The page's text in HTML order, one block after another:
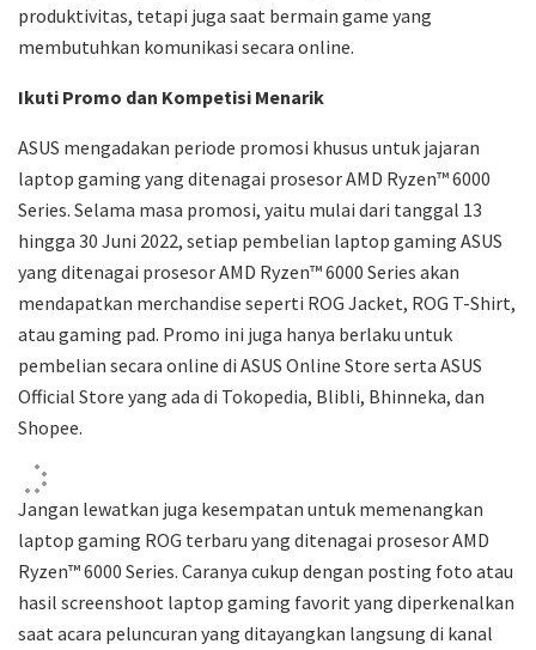
produktivitas, tetapi juga saat bermain game yang
membutuhkan komunikasi secara online.
Ikuti Promo dan Kompetisi Menarik
ASUS mengadakan periode promosi khusus untuk jajaran
laptop gaming yang ditenagai prosesor AMD Ryzen™ 6000
Series. Selama masa promosi, yaitu mulai dari tanggal 13
hingga 30 Juni 2022, setiap pembelian laptop gaming ASUS
yang ditenagai prosesor AMD Ryzen™ 6000 Series akan
mendapatkan merchandise seperti ROG Jacket, ROG T-Shirt,
atau gaming pad. Promo ini juga hanya berlaku untuk
pembelian secara online di ASUS Online Store serta ASUS
Official Store yang ada di Tokopedia, Blibli, Bhinneka, dan
Shopee.
Jangan lewatkan juga kesempatan untuk memenangkan
laptop gaming ROG terbaru yang ditenagai prosesor AMD
Ryzen™ 6000 Series. Caranya cukup dengan posting foto atau
hasil screenshoot laptop gaming favorit yang diperkenalkan
saat acara peluncuran yang ditayangkan langsung di kanal